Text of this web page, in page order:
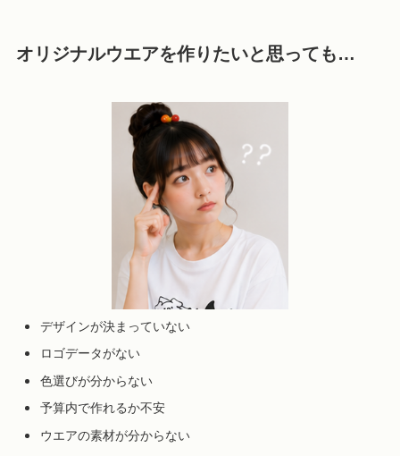
オリジナルウエアを作りたいと思っても…
デザインが決まっていない
ロゴデータがない
色選びが分からない
予算内で作れるか不安
ウエアの素材が分からない